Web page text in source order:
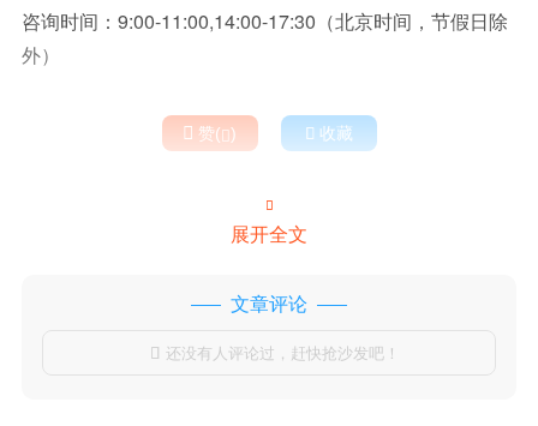
咨询时间：9:00-11:00,14:00-17:30（北京时间，节假日除
外）
 赞()  收藏

展开全文
文章评论
 还没有人评论过，赶快抢沙发吧！